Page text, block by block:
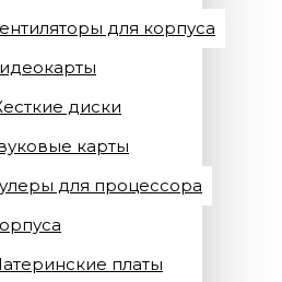
для корпуса
диски
карты
для процессора
платы